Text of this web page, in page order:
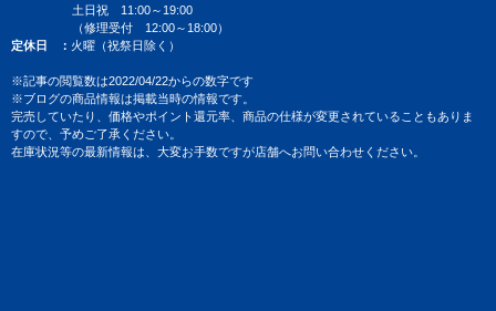
土日祝 11:00～19:00
（修理受付 12:00～18:00）
定休日
火曜（祝祭日除く）
※記事の閲覧数は2022/04/22からの数字です
※ブログの商品情報は掲載当時の情報です。
完売していたり、価格やポイント還元率、商品の仕様が変更されていることもありま
すので、予めご了承ください。
在庫状況等の最新情報は、大変お手数ですが店舗へお問い合わせください。